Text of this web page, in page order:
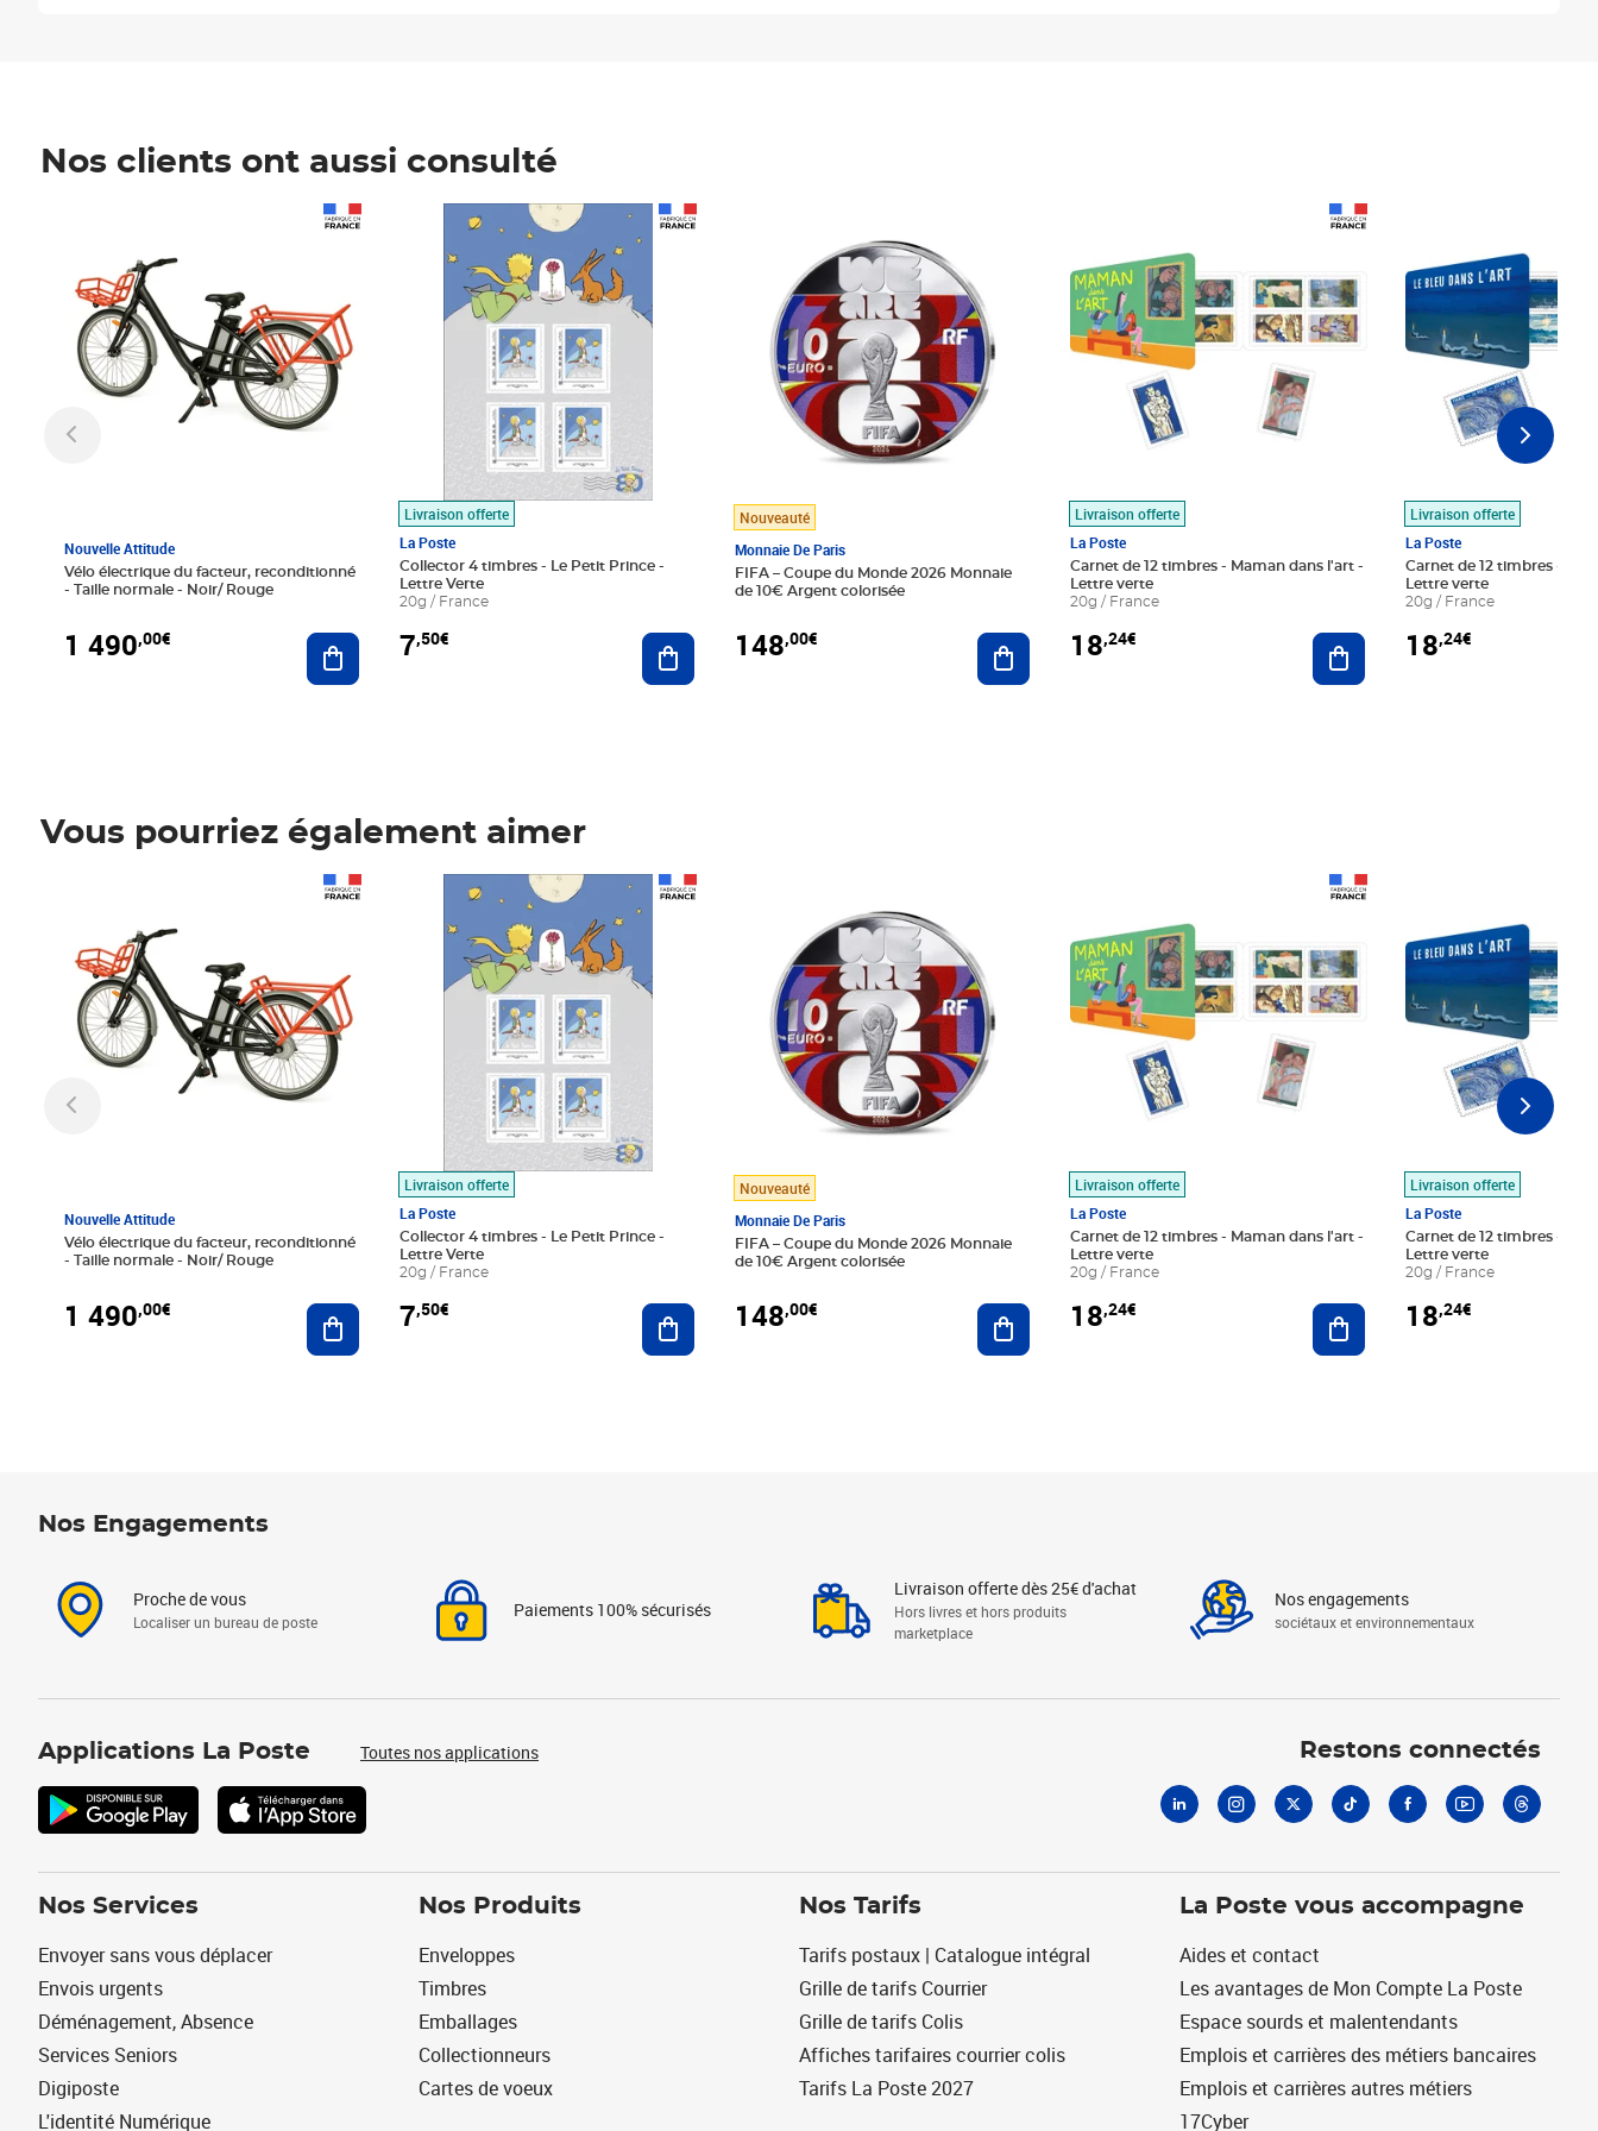
Nos clients ont aussi consulté
Nouvelle Attitude
Vélo électrique du facteur, reconditionné
- Taille normale - Noir/ Rouge
1 490,00€ Ajouter au panier
Livraison offerte
La Poste
Collector 4 timbres - Le Petit Prince -
Lettre Verte
20g / France
7,50€
Prix 7,50€
Ajouter au panier
Nouveauté
Monnaie De Paris
FIFA – Coupe du Monde 2026 Monnaie
de 10€ Argent colorisée
148,00€ Ajouter au panier
Livraison offerte
La Poste
Carnet de 12 timbres - Maman dans l'art -
Lettre verte
20g / France
18,24€ Ajouter au panier
Livraison offerte
La Poste
Carnet de 12 timbres - Le
Lettre verte
20g / France
18,24€
Vous pourriez également aimer
Nouvelle Attitude
Vélo électrique du facteur, reconditionné
- Taille normale - Noir/ Rouge
1 490,00€ Ajouter au panier
Livraison offerte
La Poste
Collector 4 timbres - Le Petit Prince -
Lettre Verte
20g / France
7,50€
Prix 7,50€
Ajouter au panier
Nouveauté
Monnaie De Paris
FIFA – Coupe du Monde 2026 Monnaie
de 10€ Argent colorisée
148,00€ Ajouter au panier
Livraison offerte
La Poste
Carnet de 12 timbres - Maman dans l'art -
Lettre verte
20g / France
18,24€ Ajouter au panier
Livraison offerte
La Poste
Carnet de 12 timbres - Le
Lettre verte
20g / France
18,24€
Nos Engagements
Proche de vous
Localiser un bureau de poste
Paiements 100% sécurisés
Livraison offerte dès 25€ d'achat
Hors livres et hors produits
marketplace
Nos engagements
sociétaux et environnementaux
Applications La Poste Toutes nos applications Restons connectés
Nos Services
Envoyer sans vous déplacer
Envois urgents
Déménagement, Absence
Services Seniors
Digiposte
L'identité Numérique
Nos Produits
Enveloppes
Timbres
Emballages
Collectionneurs
Cartes de voeux
Nos Tarifs
Tarifs postaux | Catalogue intégral
Grille de tarifs Courrier
Grille de tarifs Colis
Affiches tarifaires courrier colis
Tarifs La Poste 2027
La Poste vous accompagne
Aides et contact
Les avantages de Mon Compte La Poste
Espace sourds et malentendants
Emplois et carrières des métiers bancaires
Emplois et carrières autres métiers
17Cyber